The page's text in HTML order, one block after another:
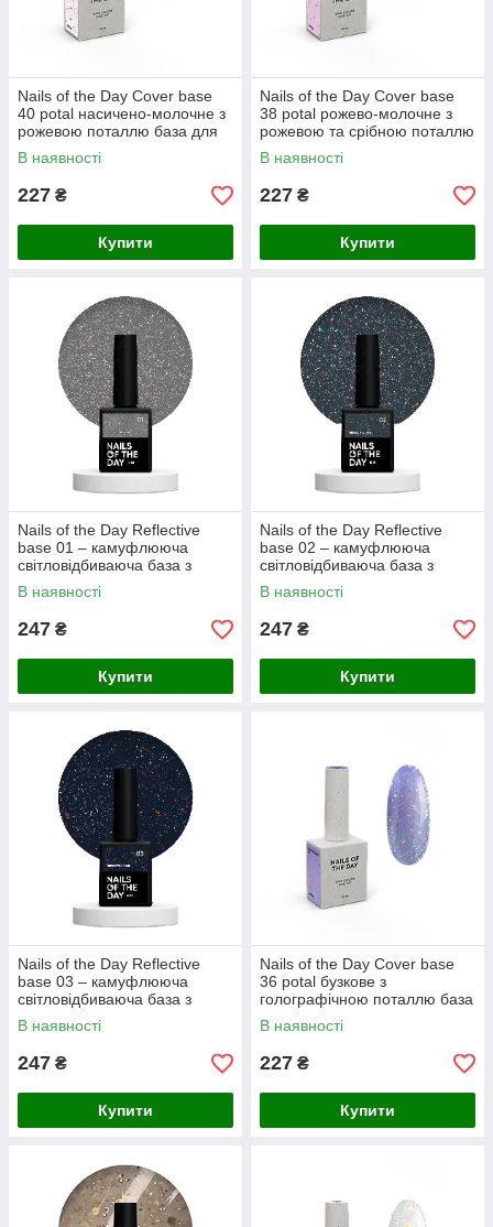
Nails of the Day Cover basе
40 potal насичено-молочне з
рожевою поталлю база для
нігтів, 10 мл
В наявності
227 ₴
Купити
Nails of the Day Cover basе
38 potal рожево-молочне з
рожевою та срібною поталлю
база для нігтів, 10 мл
В наявності
227 ₴
Купити
Nails of the Day Reflective
base 01 – камуфлююча
світловідбиваюча база з
шиммером (срібні та рожеві
блискітки), 10 мл
В наявності
247 ₴
Купити
Nails of the Day Reflective
base 02 – камуфлююча
світловідбиваюча база з
шиммером (сині та лазурні
блискітки), 10 мл
В наявності
247 ₴
Купити
Nails of the Day Reflective
base 03 – камуфлююча
світловідбиваюча база з
шиммером (фіолетові та
рожеві блискітки), 10 мл
В наявності
247 ₴
Купити
Nails of the Day Cover basе
36 potal бузкове з
голографічною поталлю база
для нігтів, 10 мл
В наявності
227 ₴
Купити